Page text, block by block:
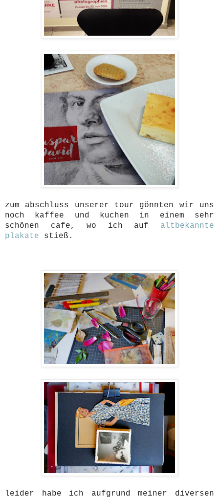
zum abschluss unserer tour gönnten wir uns
noch kaffee und kuchen in einem sehr
schönen cafe, wo ich auf altbekannte
plakate stieß.
leider habe ich aufgrund meiner diversen